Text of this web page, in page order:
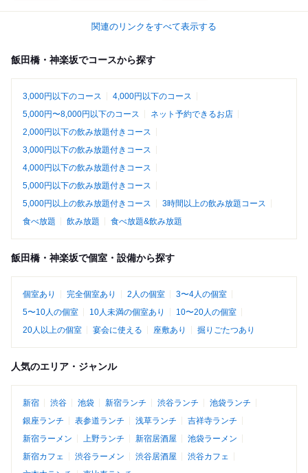
関連のリンクをすべて表示する
飯田橋・神楽坂でコースから探す
3,000円以下のコース
4,000円以下のコース
5,000円〜8,000円以下のコース
ネット予約できるお店
2,000円以下の飲み放題付きコース
3,000円以下の飲み放題付きコース
4,000円以下の飲み放題付きコース
5,000円以下の飲み放題付きコース
5,000円以上の飲み放題付きコース
3時間以上の飲み放題コース
食べ放題
飲み放題 食べ放題&飲み放題
飯田橋・神楽坂で個室・設備から探す
個室あり 完全個室あり 2人の個室
3〜4人の個室
5〜10人の個室
10人未満の個室あり
10〜20人の個室
20人以上の個室
宴会に使える 座敷あり 掘りごたつあり
人気のエリア・ジャンル
新宿 渋谷 池袋 新宿ランチ 渋谷ランチ
池袋ランチ
銀座ランチ
表参道ランチ 浅草ランチ
吉祥寺ランチ
新宿ラーメン
上野ランチ 新宿居酒屋
池袋ラーメン
新宿カフェ
渋谷ラーメン 渋谷居酒屋
渋谷カフェ